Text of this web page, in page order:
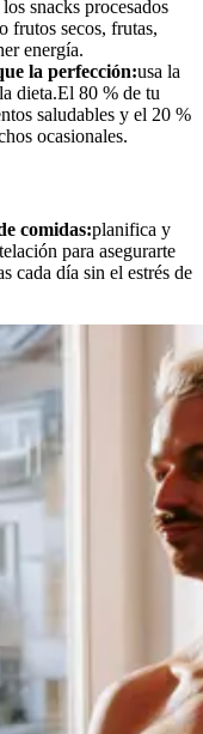
snacks procesados
frutos secos, frutas,
energía.
la perfección:usa la
dieta.El 80 % de tu
saludables y el 20 %
ocasionales.
comidas:planifica y
para asegurarte
cada día sin el estrés de